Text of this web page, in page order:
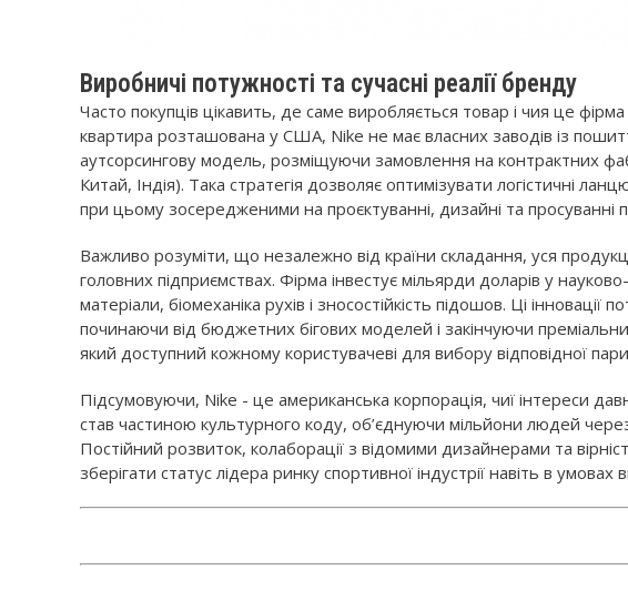
Виробничі потужності та сучасні реалії бренду
Часто покупців цікавить, де саме виробляється товар і чия це
квартира розташована у США, Nike не має власних заводів із
аутсорсингову модель, розміщуючи замовлення на контрактних
Китай, Індія). Така стратегія дозволяє оптимізувати логістичні
при цьому зосередженими на проєктуванні, дизайні та просуванні
Важливо розуміти, що незалежно від країни складання, уся
головних підприємствах. Фірма інвестує мільярди доларів у
матеріали, біомеханіка рухів і зносостійкість підошов. Ці інновації
починаючи від бюджетних бігових моделей і закінчуючи
який доступний кожному користувачеві для вибору відповідної
Підсумовуючи, Nike - це американська корпорація, чиї інтереси
став частиною культурного коду, об’єднуючи мільйони людей
Постійний розвиток, колаборації з відомими дизайнерами та
зберігати статус лідера ринку спортивної індустрії навіть в умовах